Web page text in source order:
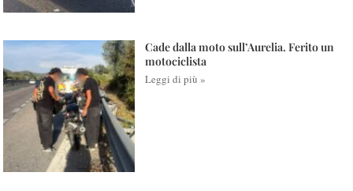
Cade dalla moto sull’Aurelia. Ferito un
motociclista
Leggi di più »